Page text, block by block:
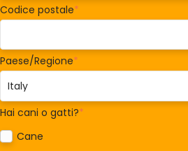
Codice postale*
Paese/Regione*
Hai cani o gatti?*
Cane